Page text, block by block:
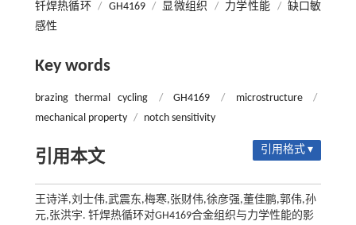
钎焊热循环 / GH4169 / 显微组织 / 力学性能 / 缺口敏
感性
Key words
brazing thermal cycling / GH4169 / microstructure
/
mechanical property / notch sensitivity
引用本文 引用格式 ▾
王诗洋,刘士伟,武震东,梅寒,张财伟,徐彦强,董佳鹏,郭伟,孙
元,张洪宇. 钎焊热循环对GH4169合金组织与力学性能的影